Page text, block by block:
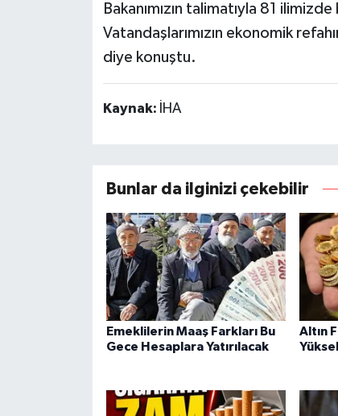
Bakanımızın talimatıyla 81
Vatandaşlarımızın ekonomik
diye konuştu.
Kaynak: İHA
Bunlar da ilginizi çekebilir
Emeklilerin Maaş Farkları Bu
Gece Hesaplara Yatırılacak
Altın